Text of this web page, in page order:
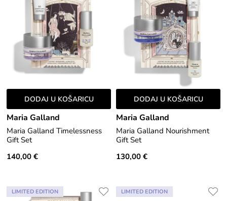
DODAJ U KOŠARICU
Maria Galland
Maria Galland Timelessness
Gift Set
140,00 €
DODAJ U KOŠARICU
Maria Galland
Maria Galland Nourishment
Gift Set
130,00 €
LIMITED EDITION LIMITED EDITION